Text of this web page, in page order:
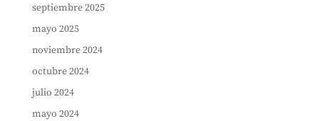
septiembre 2025
mayo 2025
noviembre 2024
octubre 2024
julio 2024
mayo 2024